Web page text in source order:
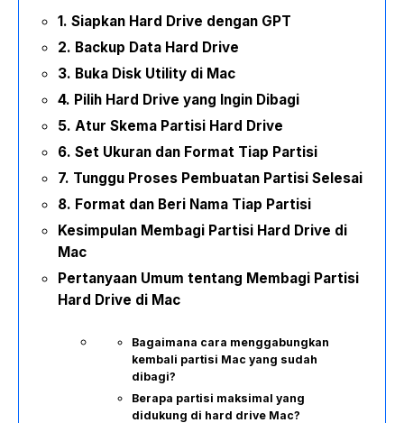
1. Siapkan Hard Drive dengan GPT
2. Backup Data Hard Drive
3. Buka Disk Utility di Mac
4. Pilih Hard Drive yang Ingin Dibagi
5. Atur Skema Partisi Hard Drive
6. Set Ukuran dan Format Tiap Partisi
7. Tunggu Proses Pembuatan Partisi Selesai
8. Format dan Beri Nama Tiap Partisi
Kesimpulan Membagi Partisi Hard Drive di
Mac
Pertanyaan Umum tentang Membagi Partisi
Hard Drive di Mac
Bagaimana cara menggabungkan
kembali partisi Mac yang sudah
dibagi?
Berapa partisi maksimal yang
didukung di hard drive Mac?